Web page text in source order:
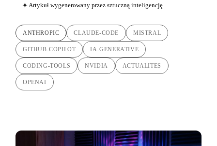
Artykuł wygenerowany przez sztuczną inteligencję
ANTHROPIC CLAUDE-CODE MISTRAL
GITHUB-COPILOT IA-GENERATIVE
CODING-TOOLS NVIDIA ACTUALITES
OPENAI